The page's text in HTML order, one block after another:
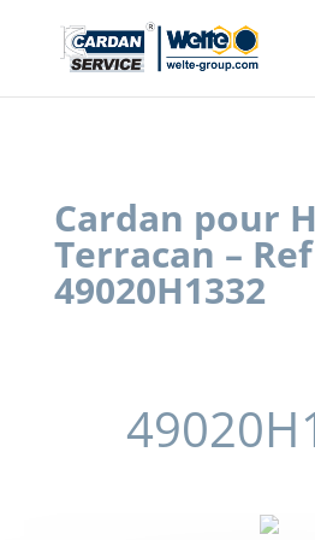
Cardan pour
Terracan –
49020H1332